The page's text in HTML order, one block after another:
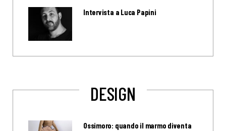
Intervista a Luca Papini
DESIGN
Ossimoro: quando il marmo diventa